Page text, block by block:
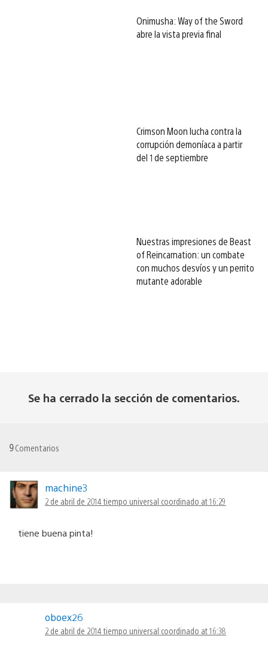
Onimusha: Way of the Sword
abre la vista previa final
Crimson Moon lucha contra la
corrupción demoníaca a partir
del 1 de septiembre
Nuestras impresiones de Beast
of Reincarnation: un combate
con muchos desvíos y un perrito
mutante adorable
Se ha cerrado la sección de comentarios.
9Comentarios
machine3
2 de abril de 2014 tiempo universal coordinado at 16:29
tiene buena pinta!
oboex26
2 de abril de 2014 tiempo universal coordinado at 16:38